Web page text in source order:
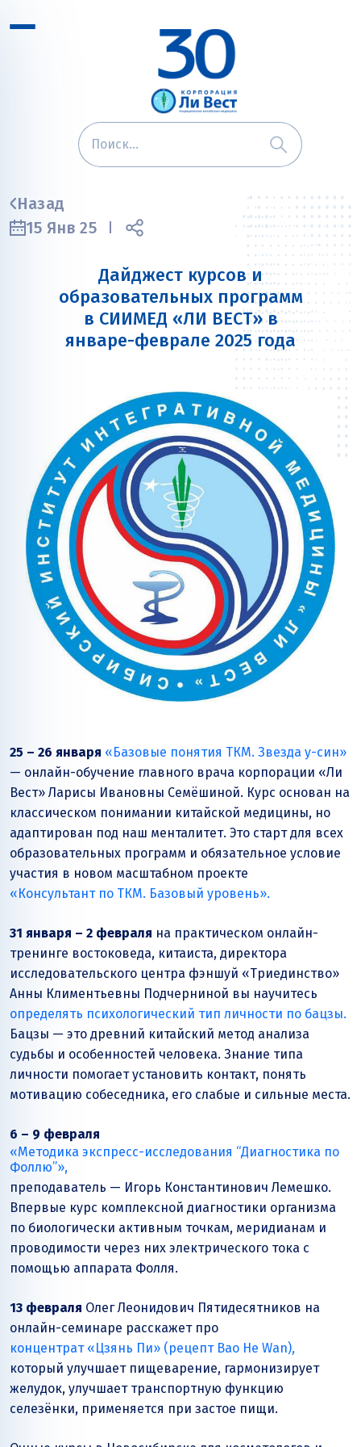
Назад
15 Янв 25
Дайджест курсов и
образовательных программ
в СИИМЕД «ЛИ ВЕСТ» в
январе-феврале 2025 года
25 – 26 января «Базовые понятия ТКМ. Звезда у-син»
— онлайн-обучение главного врача корпорации «Ли
Вест» Ларисы Ивановны Семёшиной. Курс основан на
классическом понимании китайской медицины, но
адаптирован под наш менталитет. Это старт для всех
образовательных программ и обязательное условие
участия в новом масштабном проекте
«Консультант по ТКМ. Базовый уровень».
31 января – 2 февраля на практическом онлайн-
тренинге востоковеда, китаиста, директора
исследовательского центра фэншуй «Триединство»
Анны Климентьевны Подчерниной вы научитесь
определять психологический тип личности по бацзы.
Бацзы — это древний китайский метод анализа
судьбы и особенностей человека. Знание типа
личности помогает установить контакт, понять
мотивацию собеседника, его слабые и сильные места.
6 – 9 февраля
«Методика экспресс-исследования “Диагностика по
Фоллю”»,
преподаватель — Игорь Константинович Лемешко.
Впервые курс комплексной диагностики организма
по биологически активным точкам, меридианам и
проводимости через них электрического тока с
помощью аппарата Фолля.
13 февраля Олег Леонидович Пятидесятников на
онлайн-семинаре расскажет про
концентрат «Цзянь Пи» (рецепт Bao He Wan),
который улучшает пищеварение, гармонизирует
желудок, улучшает транспортную функцию
селезёнки, применяется при застое пищи.